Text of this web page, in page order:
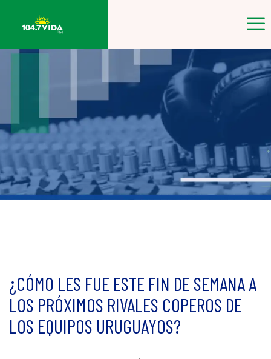
¿CÓMO LES FUE ESTE FIN DE SEMANA A
LOS PRÓXIMOS RIVALES COPEROS DE
LOS EQUIPOS URUGUAYOS?